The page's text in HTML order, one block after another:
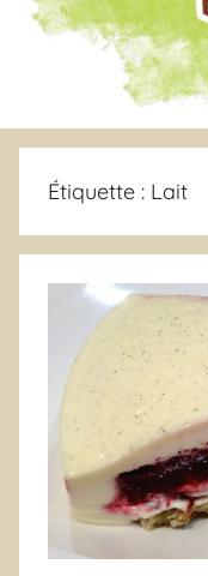
Étiquette : Lait